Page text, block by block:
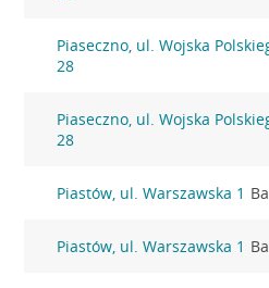
Piaseczno, ul. Wojska
28
Piaseczno, ul. Wojska
28
Piastów, ul. Warszawska 1
Piastów, ul. Warszawska 1